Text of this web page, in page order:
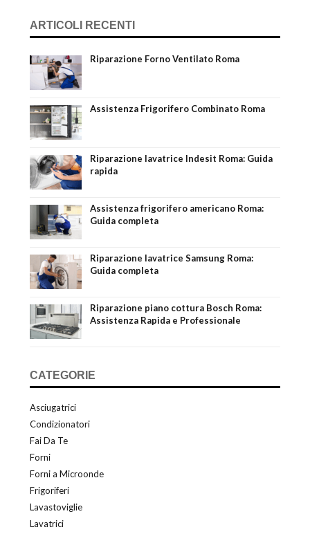
ARTICOLI RECENTI
Riparazione Forno Ventilato Roma
Assistenza Frigorifero Combinato Roma
Riparazione lavatrice Indesit Roma: Guida
rapida
Assistenza frigorifero americano Roma:
Guida completa
Riparazione lavatrice Samsung Roma:
Guida completa
Riparazione piano cottura Bosch Roma:
Assistenza Rapida e Professionale
CATEGORIE
Asciugatrici
Condizionatori
Fai Da Te
Forni
Forni a Microonde
Frigoriferi
Lavastoviglie
Lavatrici